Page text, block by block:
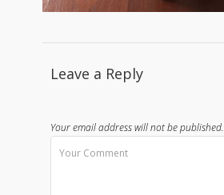
Leave a Reply
Your email address will not be published.